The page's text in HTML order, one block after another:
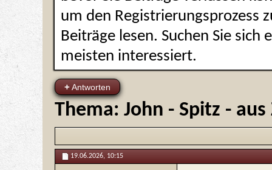
um den Registrierungsprozess
Beiträge lesen. Suchen Sie sich
meisten interessiert.
+Antworten
Thema: John - Spitz -
19.06.2026, 10:15